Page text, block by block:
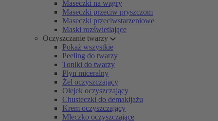
Maseczki na wągry
Maseczki przeciw pryszczom
Maseczki przeciwstarzeniowe
Maski rozświetlające
Oczyszczanie twarzy
Pokaż wszystkie
Peeling do twarzy
Toniki do twarzy
Płyn miceralny
Żel oczyszczający
Olejek oczyszczający
Chusteczki do demakijażu
Krem oczyszczający
Mleczko oczyszczające